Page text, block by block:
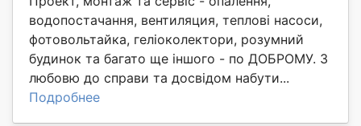
водопостачання, вентиляция, теплові насоси,
фотовольтайка, геліоколектори, розумний
будинок та багато ще іншого - по ДОБРОМУ. З
любовю до справи та досвідом набути...
Подробнее